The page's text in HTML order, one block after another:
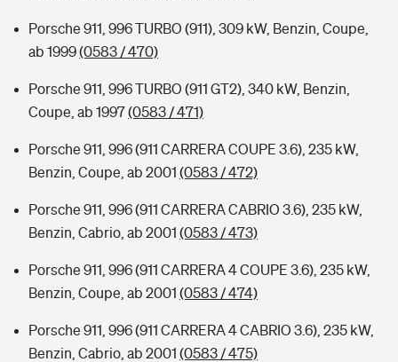
Porsche 911, 996 TURBO (911), 309 kW, Benzin, Coupe,
ab 1999(0583 / 470)
Porsche 911, 996 TURBO (911 GT2), 340 kW, Benzin,
Coupe, ab 1997(0583 / 471)
Porsche 911, 996 (911 CARRERA COUPE 3.6), 235 kW,
Benzin, Coupe, ab 2001 (0583 / 472)
Porsche 911, 996 (911 CARRERA CABRIO 3.6), 235 kW,
Benzin, Cabrio, ab 2001 (0583 / 473)
Porsche 911, 996 (911 CARRERA 4 COUPE 3.6), 235 kW,
Benzin, Coupe, ab 2001 (0583 / 474)
Porsche 911, 996 (911 CARRERA 4 CABRIO 3.6), 235 kW,
Benzin, Cabrio, ab 2001 (0583 / 475)